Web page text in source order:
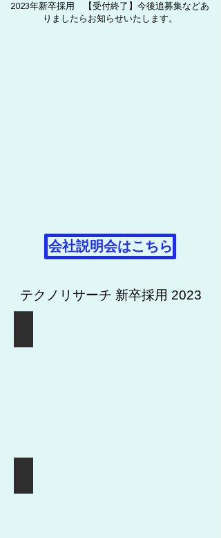
​2023年新卒採用 【受付終了】今後追募集などあ
りましたらお知らせいたします。
会社説明会はこちら
テクノリサーチ 新卒採用 2023